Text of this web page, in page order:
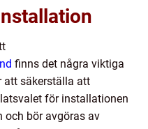
finns det några viktiga
att säkerställa att
för installationen
och bör avgöras av